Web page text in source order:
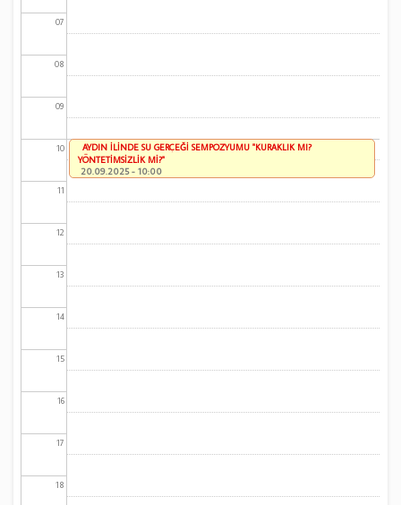
07
08
09
10
11
12
13
14
15
16
17
18
AYDIN İLİNDE SU GERÇEĞİ SEMPOZYUMU "KURAKLIK MI?
YÖNTETİMSİZLİK Mİ?"
20.09.2025 - 10:00